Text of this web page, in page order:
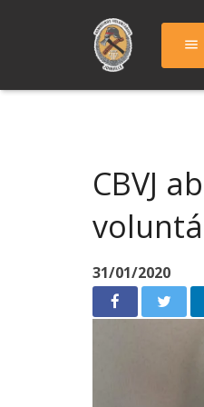
menu
CBVJ
31/01/2020